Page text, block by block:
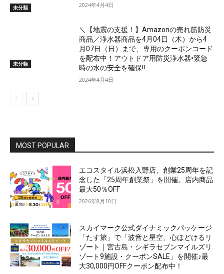
未分類 2024年4月4日
未分類
＼【地震の支援！】Amazonの売れ筋防災
商品／浄水器商品を4月04日（木）から4
月07日（日）まで、専用のクーポンコード
を配布中！アウトドア用防災浄水器•緊急
時の水の安全を確保‼
2024年4月4日
MOST POPULAR
エコスタイル浜松入野店、創業25周年を記
念した「25周年創業祭」を開催。店内商品
最大50％OFF
2026年8月10日
スカイマーク公式ダイナミックパッケージ
「たす旅」で「波音と星空、心ほどけるリ
ゾート｜宮古島・シギラセブンマイルズリ
ゾート9施設・クーポンSALE」を開催♪最
大30,000円OFFクーポン配布中！